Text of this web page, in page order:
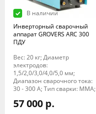
В наличии
Инверторный сварочный
аппарат GROVERS ARC 300
ПДУ
Вес: 20 кг; Диаметр
электродов:
1,5/2,0/3,0/4,0/5,0 мм;
Диапазон сварочного тока:
30 - 300 А; Тип сварки: MMA;
57 000 р.